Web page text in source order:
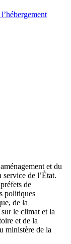
et du
de l’État.
de
politiques
de la
le climat et la
et de la
ministère de la